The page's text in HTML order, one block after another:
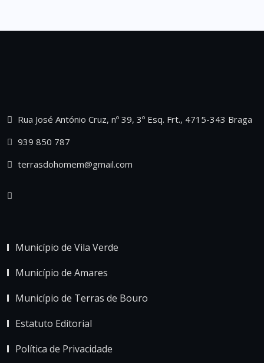
Rua José António Cruz, nº 39, 3º Esq. Frt., 4715-343 Braga
939 850 787
terrasdohomem@gmail.com
Município de Vila Verde
Município de Amares
Município de Terras de Bouro
Estatuto Editorial
Política de Privacidade